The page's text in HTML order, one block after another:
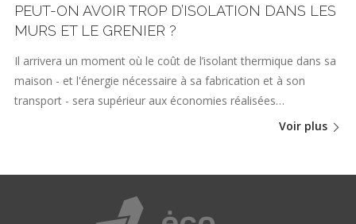
PEUT-ON AVOIR TROP D’ISOLATION DANS LES
MURS ET LE GRENIER ?
Il arrivera un moment où le coût de l’isolant thermique dans sa
maison - et l'énergie nécessaire à sa fabrication et à son
transport - sera supérieur aux économies réalisées…
Voir plus